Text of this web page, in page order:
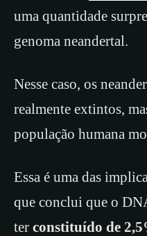
uma quantidade
genoma neandertal.
Nesse caso, os
realmente extintos,
população humana
Essa é uma das
que conclui que o
ter constituído de